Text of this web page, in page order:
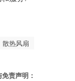
散热风扇
责声明：